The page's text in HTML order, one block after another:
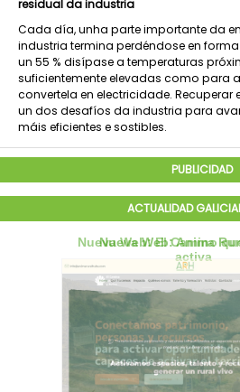
residual da industria
Cada día, unha parte importante da
industria termina perdéndose en forma
un 55 % disípase a temperaturas
suficientemente elevadas como para
convertela en electricidade. Recuperar
un dos desafíos da industria para
máis eficientes e sostibles.
PUBLICIDAD
ACTUALIDAD